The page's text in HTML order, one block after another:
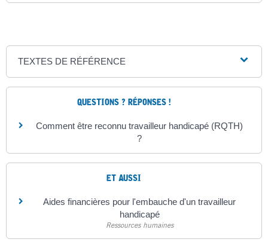
TEXTES DE RÉFÉRENCE
QUESTIONS ? RÉPONSES !
Comment être reconnu travailleur handicapé (RQTH)
?
ET AUSSI
Aides financières pour l'embauche d'un travailleur
handicapé
Ressources humaines